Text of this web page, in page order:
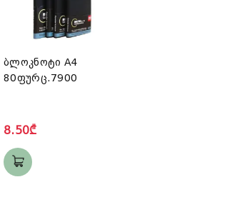
ბლოკნოტი A4
80ფურც.7900
8.50₾